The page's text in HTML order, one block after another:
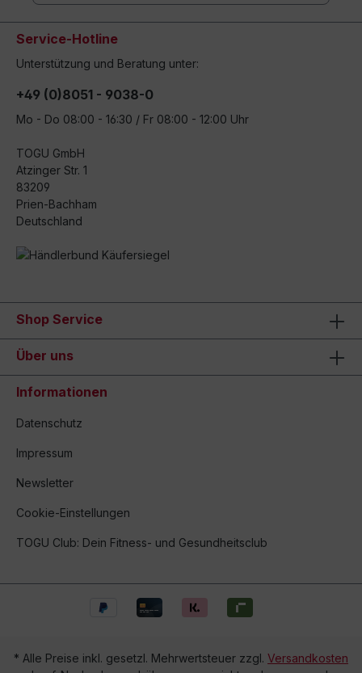
Service-Hotline
Unterstützung und Beratung unter:
+49 (0)8051 - 9038-0
Mo - Do 08:00 - 16:30 / Fr 08:00 - 12:00 Uhr
TOGU GmbH
Atzinger Str. 1
83209
Prien-Bachham
Deutschland
Shop Service
Über uns
Informationen
Datenschutz
Impressum
Newsletter
Cookie-Einstellungen
TOGU Club: Dein Fitness- und Gesundheitsclub
* Alle Preise inkl. gesetzl. Mehrwertsteuer zzgl. Versandkosten